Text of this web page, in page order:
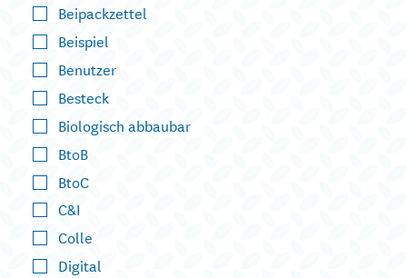
Beipackzettel
Beispiel
Benutzer
Besteck
Biologisch abbaubar
BtoB
BtoC
C&I
Colle
Digital